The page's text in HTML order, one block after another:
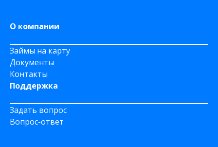
О компании
Займы на карту
Документы
Контакты
Поддержка
Задать вопрос
Вопрос-ответ